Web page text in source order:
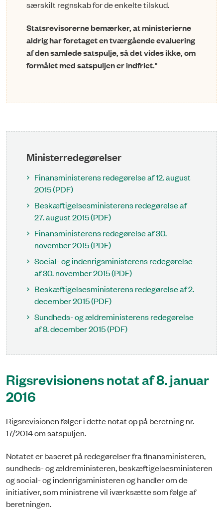
særskilt regnskab for de enkelte tilskud.
Statsrevisorerne bemærker, at ministerierne
aldrig har foretaget en tværgående evaluering
af den samlede satspulje, så det vides ikke, om
formålet med satspuljen er indfriet."
Ministerredegørelser
Finansministerens redegørelse af 12. august
2015 (PDF)
Beskæftigelsesministerens redegørelse af
27. august 2015 (PDF)
Finansministerens redegørelse af 30.
november 2015 (PDF)
Social- og indenrigsministerens redegørelse
af 30. november 2015 (PDF)
Beskæftigelsesministerens redegørelse af 2.
december 2015 (PDF)
Sundheds- og ældreministerens redegørelse
af 8. december 2015 (PDF)
Rigsrevisionens notat af 8. januar
2016
Rigsrevisionen følger i dette notat op på beretning nr.
17/2014 om satspuljen.
Notatet er baseret på redegørelser fra finansministeren,
sundheds- og ældreministeren, beskæftigelsesministeren
og social- og indenrigsministeren og handler om de
initiativer, som ministrene vil iværksætte som følge af
beretningen.